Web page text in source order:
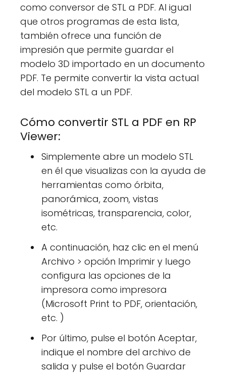
como conversor de STL a PDF. Al igual
que otros programas de esta lista,
también ofrece una función de
impresión que permite guardar el
modelo 3D importado en un documento
PDF. Te permite convertir la vista actual
del modelo STL a un PDF.
Cómo convertir STL a PDF en RP
Viewer:
Simplemente abre un modelo STL
en él que visualizas con la ayuda de
herramientas como órbita,
panorámica, zoom, vistas
isométricas, transparencia, color,
etc.
A continuación, haz clic en el menú
Archivo > opción Imprimir y luego
configura las opciones de la
impresora como impresora
(Microsoft Print to PDF, orientación,
etc. )
Por último, pulse el botón Aceptar,
indique el nombre del archivo de
salida y pulse el botón Guardar